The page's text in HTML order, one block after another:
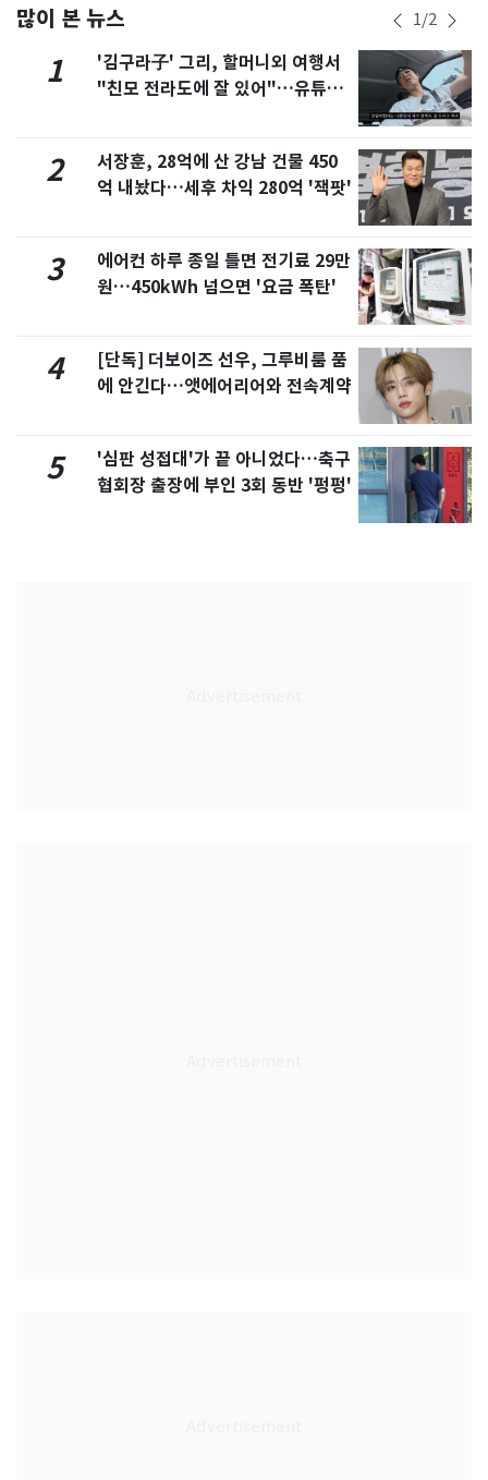
많이 본 뉴스 1/2
1
'김구라子' 그리, 할머니외 여행서
"친모 전라도에 잘 있어"…유튜브
2
서장훈, 28억에 산 강남 건물 450
억 내놨다…세후 차익 280억 '잭팟'
3
에어컨 하루 종일 틀면 전기료 29만
원…450kWh 넘으면 '요금 폭탄'
4
[단독] 더보이즈 선우, 그루비룸 품
에 안긴다…앳에어리어와 전속계약
5
'심판 성접대'가 끝 아니었다…축구
협회장 출장에 부인 3회 동반 '펑펑'